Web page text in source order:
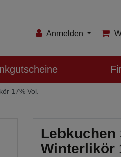
Anmelden
17% Vol.
Winterlikör